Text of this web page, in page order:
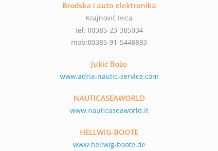
Brodska i auto elektronika
Krajnović Ivica
tel: 00385-23-385034
mob:00385-91-5448893
Jukić Božo
www.adria-nautic-service.com
NAUTICASEAWORLD
www.nauticaseaworld.it
HELLWIG-BOOTE
www.hellwig-boote.de